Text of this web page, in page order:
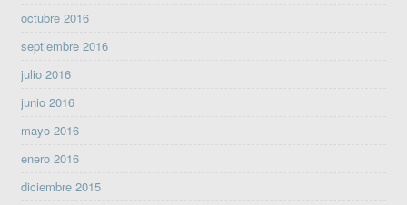
octubre 2016
septiembre 2016
julio 2016
junio 2016
mayo 2016
enero 2016
diciembre 2015